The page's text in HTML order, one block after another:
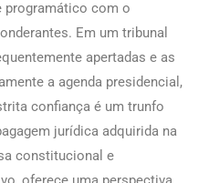
programático com o
Em um tribunal
apertadas e as
a agenda presidencial,
confiança é um trunfo
jurídica adquirida na
constitucional e